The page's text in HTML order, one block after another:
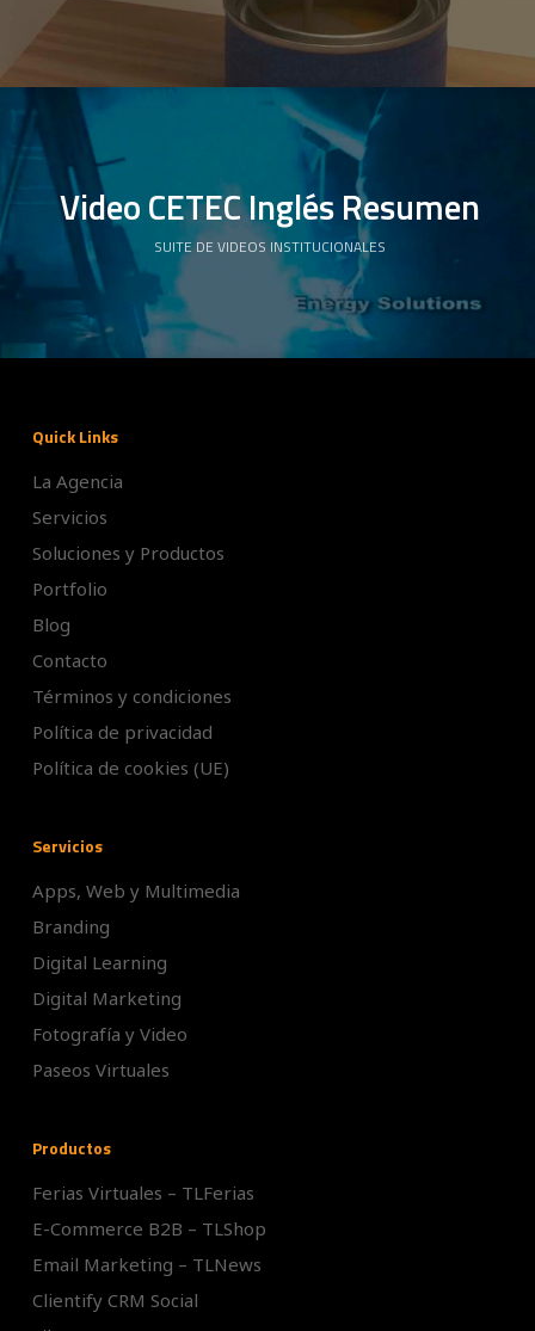
Video CETEC Inglés Resumen
SUITE DE VIDEOS INSTITUCIONALES
Quick Links
La Agencia
Servicios
Soluciones y Productos
Portfolio
Blog
Contacto
Términos y condiciones
Política de privacidad
Política de cookies (UE)
Servicios
Apps, Web y Multimedia
Branding
Digital Learning
Digital Marketing
Fotografía y Video
Paseos Virtuales
Productos
Ferias Virtuales – TLFerias
E-Commerce B2B – TLShop
Email Marketing – TLNews
Clientify CRM Social